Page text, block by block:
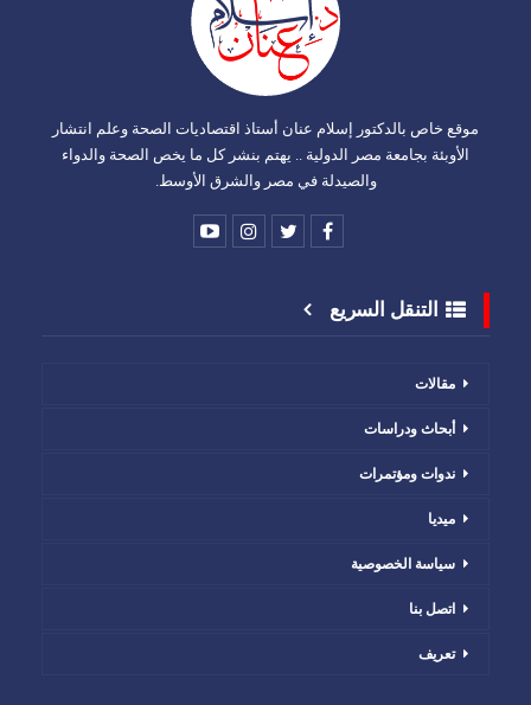
موقع خاص بالدكتور إسلام عنان أستاذ اقتصاديات الصحة وعلم انتشار
الأوبئة بجامعة مصر الدولية .. يهتم بنشر كل ما يخص الصحة والدواء
والصيدلة في مصر والشرق الأوسط.
التنقل السريع
مقالات
أبحاث ودراسات
ندوات ومؤتمرات
ميديا
سياسة الخصوصية
اتصل بنا
تعريف